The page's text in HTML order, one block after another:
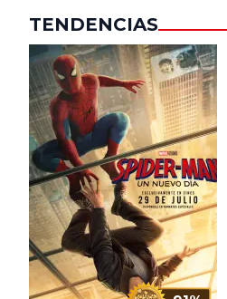
TENDENCIAS